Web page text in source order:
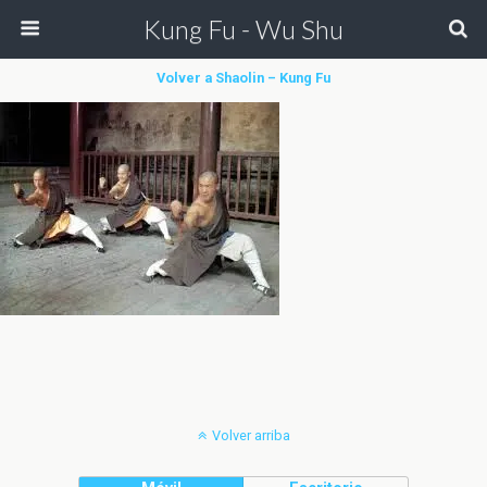
Kung Fu - Wu Shu
Volver a Shaolin – Kung Fu
Volver arriba